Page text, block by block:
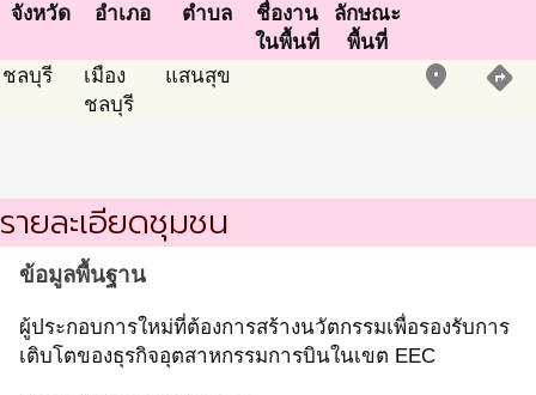
จังหวัด อำเภอ ตำบล
ชื่องาน
ในพื้นที่
ลักษณะ
พื้นที่
ชลบุรี
เมือง
ชลบุรี
แสนสุข place directions
รายละเอียดชุมชน
ข้อมูลพื้นฐาน
ผู้ประกอบการใหม่ที่ต้องการสร้างนวัตกรรมเพื่อรองรับการ
เติบโตของธุรกิจอุตสาหกรรมการบินในเขต EEC